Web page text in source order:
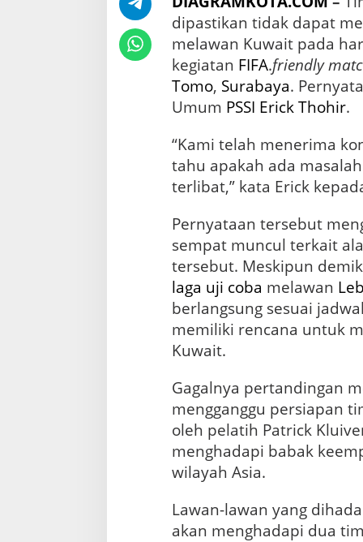
s
H
a
d
p
i
e
b
a
n
dipastikan tidak dapat
melawan Kuwait pada
kegiatan FIFA.friendly
Tomo, Surabaya.
Umum PSSI Erick Thohir.
“Kami telah menerima
tahu apakah ada
terlibat,” kata Erick
Pernyataan tersebut
sempat muncul terkait
laga uji coba melawan
berlangsung sesuai
memiliki rencana untuk
Kuwait.
Gagalnya pertandingan
mengganggu persiapan
oleh pelatih Patrick
menghadapi babak
wilayah Asia.
Lawan-lawan yang
akan menghadapi dua